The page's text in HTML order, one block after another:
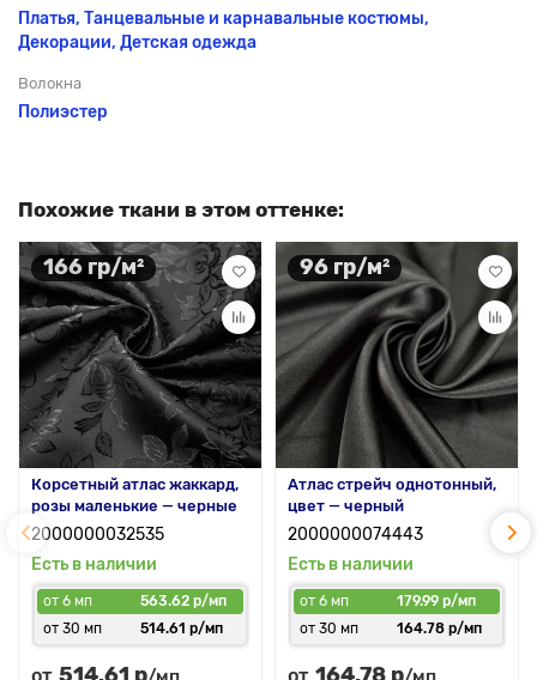
Платья, Танцевальные и карнавальные костюмы,
Декорации, Детская одежда
Волокна
Полиэстер
Похожие ткани в этом оттенке:
166 гр/м²
Корсетный атлас жаккард,
розы маленькие — черные
2000000032535
Есть в наличии
от 6 мп
563.62 р/мп
от 30 мп
514.61 р/мп
96 гр/м²
Атлас стрейч однотонный,
цвет — черный
2000000074443
Есть в наличии
от 6 мп
179.99 р/мп
от 30 мп
164.78 р/мп